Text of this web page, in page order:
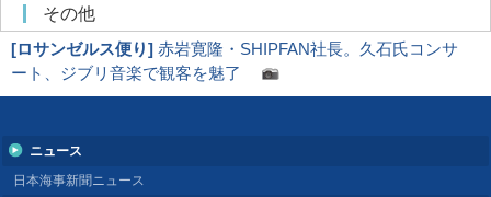
その他
[ロサンゼルス便り] 赤岩寛隆・SHIPFAN社長。久石氏コンサ
ート、ジブリ音楽で観客を魅了
ニュース
日本海事新聞ニュース